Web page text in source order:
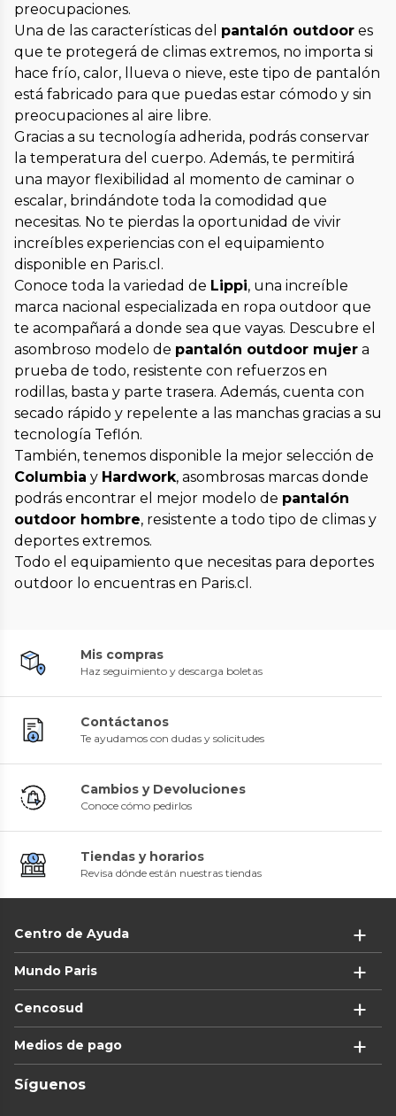
preocupaciones.
Una de las características del pantalón outdoor es
que te protegerá de climas extremos, no importa si
hace frío, calor, llueva o nieve, este tipo de pantalón
está fabricado para que puedas estar cómodo y sin
preocupaciones al aire libre.
Gracias a su tecnología adherida, podrás conservar
la temperatura del cuerpo. Además, te permitirá
una mayor flexibilidad al momento de caminar o
escalar, brindándote toda la comodidad que
necesitas. No te pierdas la oportunidad de vivir
increíbles experiencias con el equipamiento
disponible en Paris.cl.
Conoce toda la variedad de Lippi, una increíble
marca nacional especializada en ropa outdoor que
te acompañará a donde sea que vayas. Descubre el
asombroso modelo de pantalón outdoor mujer a
prueba de todo, resistente con refuerzos en
rodillas, basta y parte trasera. Además, cuenta con
secado rápido y repelente a las manchas gracias a su
tecnología Teflón.
También, tenemos disponible la mejor selección de
Columbia y Hardwork, asombrosas marcas donde
podrás encontrar el mejor modelo de pantalón
outdoor hombre, resistente a todo tipo de climas y
deportes extremos.
Todo el equipamiento que necesitas para deportes
outdoor lo encuentras en Paris.cl.
Mis compras
Haz seguimiento y descarga boletas
Contáctanos
Te ayudamos con dudas y solicitudes
Cambios y Devoluciones
Conoce cómo pedirlos
Tiendas y horarios
Revisa dónde están nuestras tiendas
Centro de Ayuda
Mundo Paris
Cencosud
Medios de pago
Síguenos